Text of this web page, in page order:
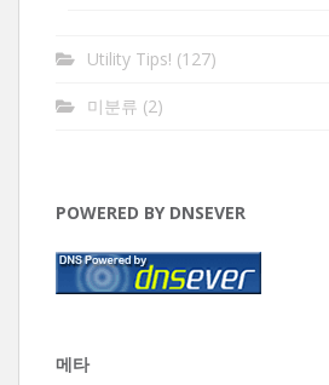
Utility Tips! (127)
미분류 (2)
POWERED BY DNSEVER
메타